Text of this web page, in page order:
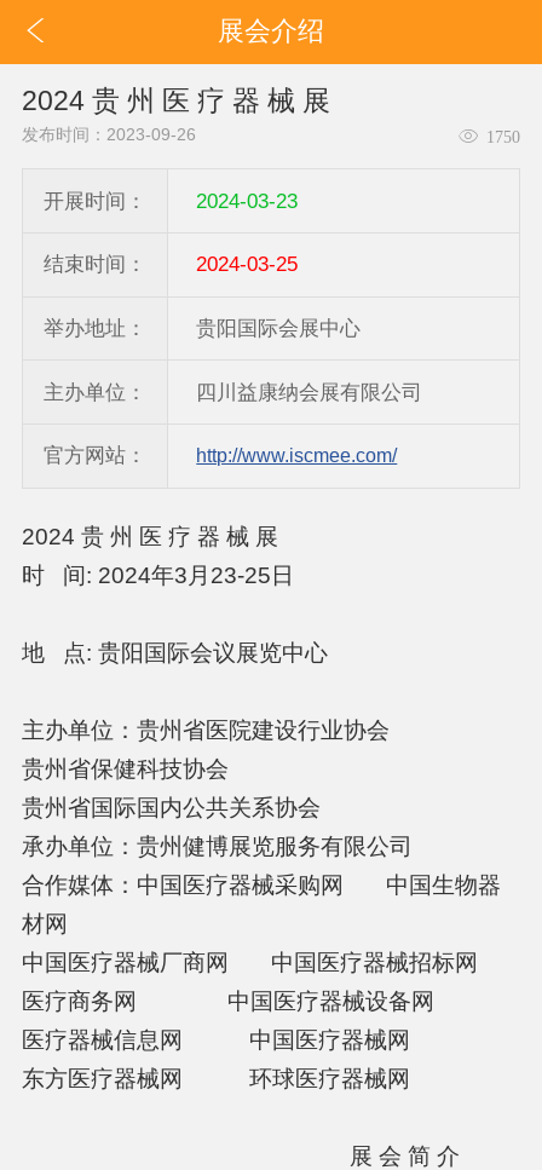
展会介绍
2024 贵 州 医 疗 器 械 展
发布时间：2023-09-26 1750
开展时间： 2024-03-23
结束时间： 2024-03-25
举办地址： 贵阳国际会展中心
主办单位： 四川益康纳会展有限公司
官方网站： http://www.iscmee.com/
2024 贵 州 医 疗 器 械 展
时 间: 2024年3月23-25日
地 点: 贵阳国际会议展览中心
主办单位：贵州省医院建设行业协会
贵州省保健科技协会
贵州省国际国内公共关系协会
承办单位：贵州健博展览服务有限公司
合作媒体：中国医疗器械采购网 中国生物器
材网
中国医疗器械厂商网 中国医疗器械招标网
医疗商务网 中国医疗器械设备网
医疗器械信息网 中国医疗器械网
东方医疗器械网 环球医疗器械网
展 会 简 介